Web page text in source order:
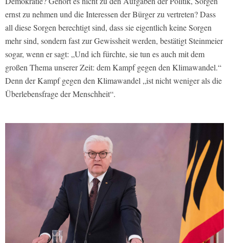
ernst zu nehmen und die Interessen der Bürger zu vertreten? Dass
all diese Sorgen berechtigt sind, dass sie eigentlich keine Sorgen
mehr sind, sondern fast zur Gewissheit werden, bestätigt Steinmeier
sogar, wenn er sagt: „Und ich fürchte, sie tun es auch mit dem
großen Thema unserer Zeit: dem Kampf gegen den Klimawandel.“
Denn der Kampf gegen den Klimawandel „ist nicht weniger als die
Überlebensfrage der Menschheit“.